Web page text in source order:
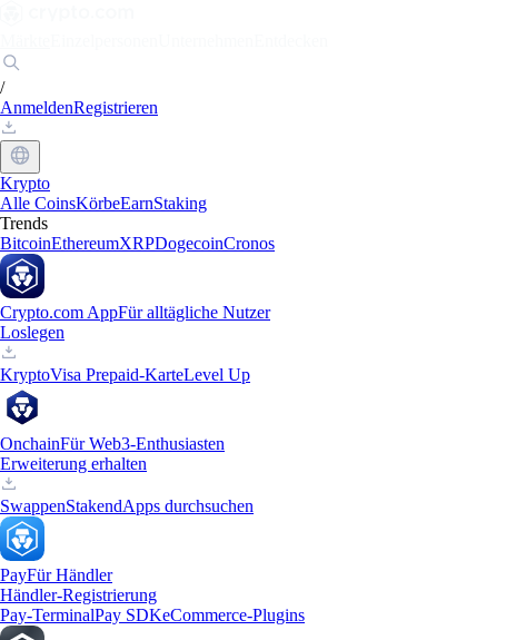
/
AnmeldenRegistrieren
Krypto
Alle CoinsKörbeEarnStaking
Trends
BitcoinEthereumXRPDogecoinCronos
Crypto.com AppFür alltägliche Nutzer
Loslegen
KryptoVisa Prepaid-KarteLevel Up
OnchainFür Web3-Enthusiasten
Erweiterung erhalten
SwappenStakendApps durchsuchen
PayFür Händler
Händler-Registrierung
Pay-TerminalPay SDKeCommerce-Plugins